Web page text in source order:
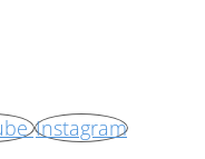
Instagram